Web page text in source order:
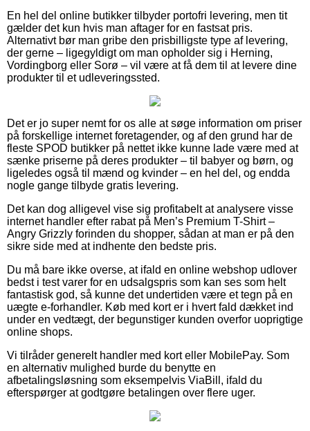
En hel del online butikker tilbyder portofri levering, men tit
gælder det kun hvis man aftager for en fastsat pris.
Alternativt bør man gribe den prisbilligste type af levering,
der gerne – ligegyldigt om man opholder sig i Herning,
Vordingborg eller Sorø – vil være at få dem til at levere dine
produkter til et udleveringssted.
Det er jo super nemt for os alle at søge information om priser
på forskellige internet foretagender, og af den grund har de
fleste SPOD butikker på nettet ikke kunne lade være med at
sænke priserne på deres produkter – til babyer og børn, og
ligeledes også til mænd og kvinder – en hel del, og endda
nogle gange tilbyde gratis levering.
Det kan dog alligevel vise sig profitabelt at analysere visse
internet handler efter rabat på Men’s Premium T-Shirt –
Angry Grizzly forinden du shopper, sådan at man er på den
sikre side med at indhente den bedste pris.
Du må bare ikke overse, at ifald en online webshop udlover
bedst i test varer for en udsalgspris som kan ses som helt
fantastisk god, så kunne det undertiden være et tegn på en
uægte e-forhandler. Køb med kort er i hvert fald dækket ind
under en vedtægt, der begunstiger kunden overfor uoprigtige
online shops.
Vi tilråder generelt handler med kort eller MobilePay. Som
en alternativ mulighed burde du benytte en
afbetalingsløsning som eksempelvis ViaBill, ifald du
efterspørger at godtgøre betalingen over flere uger.